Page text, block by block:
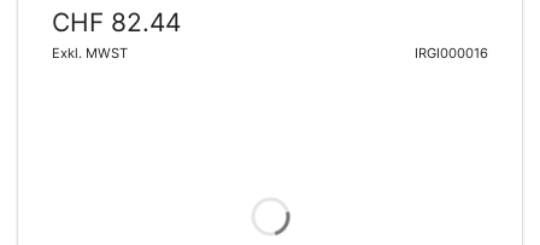
CHF 82.44
Exkl. MWST IRGI000016